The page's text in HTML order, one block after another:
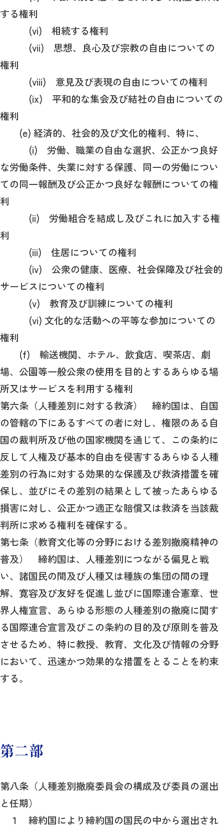
する権利
(vi) 相続する権利
(vii) 思想、良心及び宗教の自由についての
権利
(viii) 意見及び表現の自由についての権利
(ix) 平和的な集会及び結社の自由についての
権利
(e) 経済的、社会的及び文化的権利、特に、
(i) 労働、職業の自由な選択、公正かつ良好
な労働条件、失業に対する保護、同一の労働につい
ての同一報酬及び公正かつ良好な報酬についての権
利
(ii) 労働組合を結成し及びこれに加入する権
利
(iii) 住居についての権利
(iv) 公衆の健康、医療、社会保障及び社会的
サービスについての権利
(v) 教育及び訓練についての権利
(vi) 文化的な活動への平等な参加についての
権利
(f) 輸送機関、ホテル、飲食店、喫茶店、劇
場、公園等一般公衆の使用を目的とするあらゆる場
所又はサービスを利用する権利
第六条（人種差別に対する救済） 締約国は、自国
の管轄の下にあるすべての者に対し、権限のある自
国の裁判所及び他の国家機関を通じて、この条約に
反して人権及び基本的自由を侵害するあらゆる人種
差別の行為に対する効果的な保護及び救済措置を確
保し、並びにその差別の結果として被ったあらゆる
損害に対し、公正かつ適正な賠償又は救済を当該裁
判所に求める権利を確保する。
第七条（教育文化等の分野における差別撤廃精神の
普及） 締約国は、人種差別につながる偏見と戦
い、諸国民の間及び人種又は種族の集団の間の理
解、寛容及び友好を促進し並びに国際連合憲章、世
界人権宣言、あらゆる形態の人種差別の撤廃に関す
る国際連合宣言及びこの条約の目的及び原則を普及
させるため、特に教授、教育、文化及び情報の分野
において、迅速かつ効果的な措置をとることを約束
する。
第二部
第八条（人種差別撤廃委員会の構成及び委員の選出
と任期）
１ 締約国により締約国の国民の中から選出され